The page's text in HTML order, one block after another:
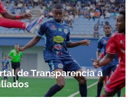
de Transparencia a